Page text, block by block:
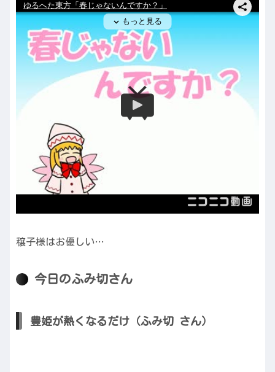
穣子様はお優しい…
今日のふみ切さん
豊姫が熱くなるだけ（ふみ切 さん）